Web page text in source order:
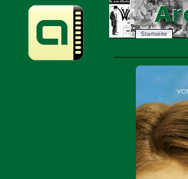
Startseite